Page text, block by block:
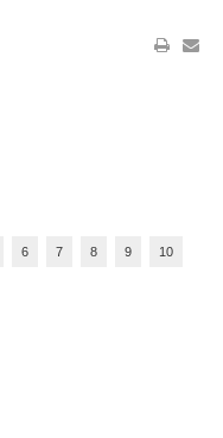
6 7 8 9 10